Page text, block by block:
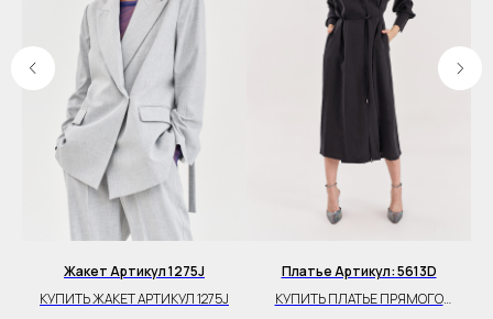
Жакет Артикул 1275J
КУПИТЬ ЖАКЕТ АРТИКУЛ 1275J
Платье Артикул: 5613D
КУПИТЬ ПЛАТЬЕ ПРЯМОГО